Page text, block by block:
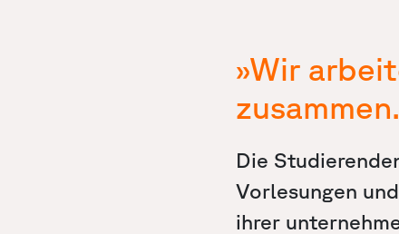
»Wir
zusammen.
Die
Vorlesungen
ihrer